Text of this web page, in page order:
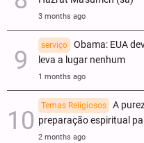
3 months ago
serviço
Obama: EUA
leva a lugar nenhum
1 months ago
Temas Religiosos
A
preparação espiritual
2 months ago